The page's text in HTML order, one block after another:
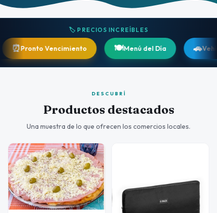
🏷️ PRECIOS INCREÍBLES
Vencimiento 🍽️Menú del Día 🚗 Vehículos
DESCUBRÍ
Productos destacados
Una muestra de lo que ofrecen los comercios locales.